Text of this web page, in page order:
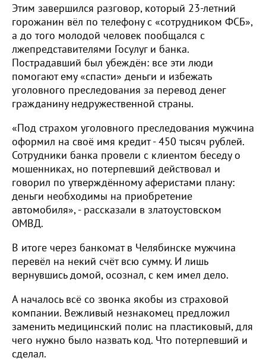
Этим завершился разговор, который 23-летний
горожанин вёл по телефону с «сотрудником ФСБ»,
а до того молодой человек пообщался с
лжепредставителями Госулуг и банка.
Пострадавший был убеждён: все эти люди
помогают ему «спасти» деньги и избежать
уголовного преследования за перевод денег
гражданину недружественной страны.
«Под страхом уголовного преследования мужчина
оформил на своё имя кредит - 450 тысяч рублей.
Сотрудники банка провели с клиентом беседу о
мошенниках, но потерпевший действовал и
говорил по утверждённому аферистами плану:
деньги необходимы на приобретение
автомобиля», - рассказали в златоустовском
ОМВД.
В итоге через банкомат в Челябинске мужчина
перевёл на некий счёт всю сумму. И лишь
вернувшись домой, осознал, с кем имел дело.
А началось всё со звонка якобы из страховой
компании. Вежливый незнакомец предложил
заменить медицинский полис на пластиковый, для
чего нужно было назвать код. Что потерпевший и
сделал.